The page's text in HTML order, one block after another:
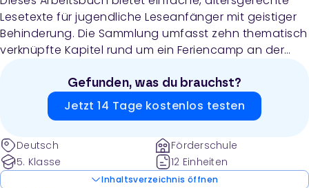
Lesetexte für jugendliche Leseanfänger mit geistiger
Behinderung. Die Sammlung umfasst zehn thematisch
verknüpfte Kapitel rund um ein Feriencamp an der
(Lang- und Kurzform), Verständnisfragen,
Worteintragsaufgaben, Kreuzworträtsel und
Lernwörter-Vorlagen.
Gefunden, was du brauchst?
Jetzt 14 Tage kostenlos testen
Deutsch
5. Klasse
Förderschule
12 Einheiten
Inhaltsverzeichnis öffnen